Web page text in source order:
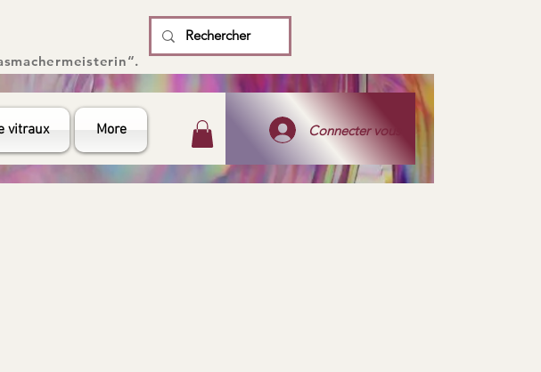
vitraux More Connecter vous